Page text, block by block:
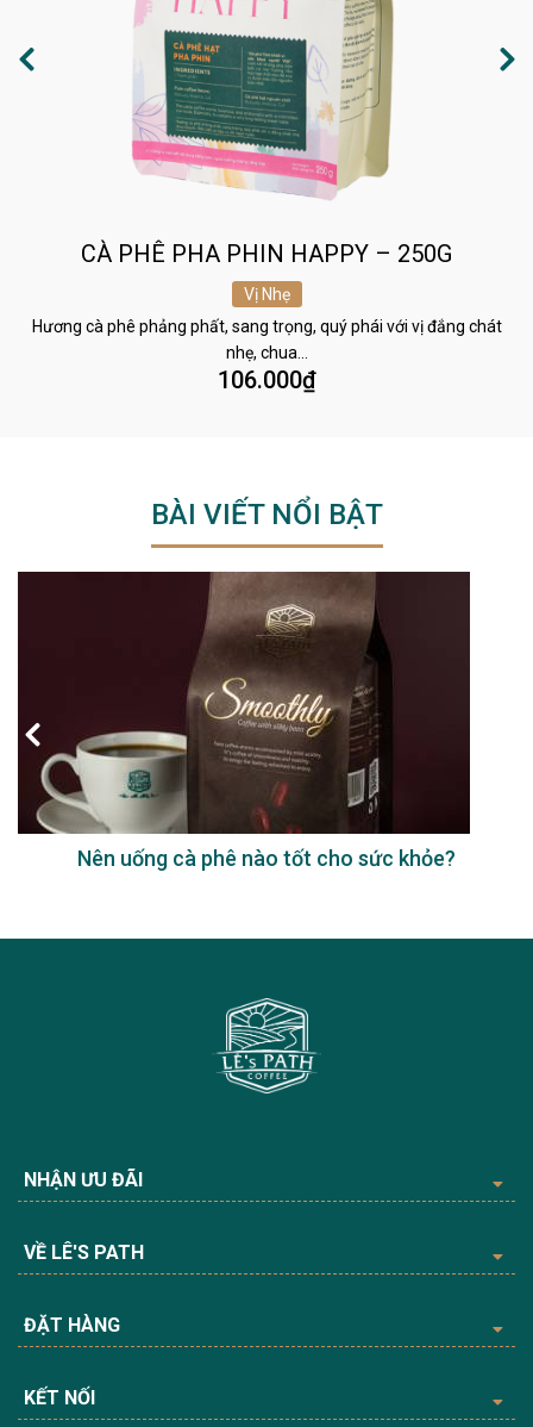
CÀ PHÊ PHA PHIN HAPPY – 250G
Vị Nhẹ
Hương cà phê phảng phất, sang trọng, quý phái với vị đắng chát
nhẹ, chua…
106.000₫
BÀI VIẾT NỔI BẬT
Nên uống cà phê nào tốt cho sức khỏe?
NHẬN ƯU ĐÃI
VỀ LÊ'S PATH
ĐẶT HÀNG
KẾT NỐI